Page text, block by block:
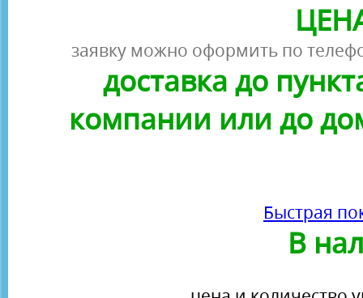
заявку можно оформить по
доставка до
компании или до
Быстрая
В